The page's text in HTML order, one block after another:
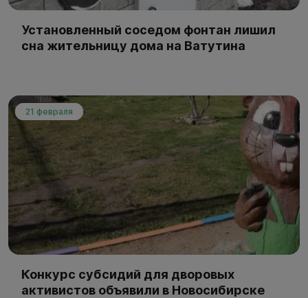
Установленный соседом фонтан лишил
сна жительницу дома на Ватутина
21 февраля
Конкурс субсидий для дворовых
активистов объявили в Новосибирске